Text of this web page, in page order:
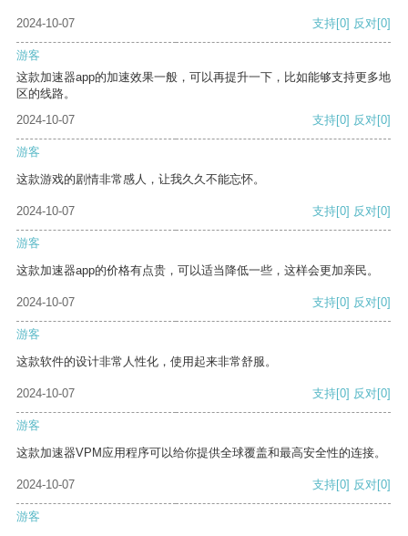
2024-10-07 支持[0] 反对[0]
游客
这款加速器app的加速效果一般，可以再提升一下，比如能够支持更多地
区的线路。
2024-10-07
支持[0] 反对[0]
游客
这款游戏的剧情非常感人，让我久久不能忘怀。
2024-10-07 支持[0] 反对[0]
游客
这款加速器app的价格有点贵，可以适当降低一些，这样会更加亲民。
2024-10-07 支持[0] 反对[0]
游客
这款软件的设计非常人性化，使用起来非常舒服。
2024-10-07 支持[0] 反对[0]
游客
这款加速器VPM应用程序可以给你提供全球覆盖和最高安全性的连接。
2024-10-07 支持[0] 反对[0]
游客